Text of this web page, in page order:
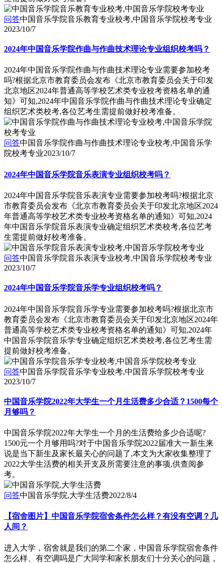
问答中国音乐学院音乐教育专业校考,中国音乐学院校考专业
2023/10/7
2024年中国音乐学院作曲与作曲技术理论专业组织校考吗？
2024年中国音乐学院作曲与作曲技术理论专业需要参加校考
吗?根据北京市教育委员会发布《北京市教育委员会关于印发
北京地区2024年普通高等学校艺术类专业校考资格名单的通
知》可知,2024年中国音乐学院作曲与作曲技术理论专业确定
组织艺术类校考,各位艺考生需提前做好校考准备。
问答中国音乐学院作曲与作曲技术理论专业校考,中国音乐学
院校考专业2023/10/7
2024年中国音乐学院音乐表演专业组织校考吗？
2024年中国音乐学院音乐表演专业需要参加校考吗?根据北京
市教育委员会发布《北京市教育委员会关于印发北京地区2024
年普通高等学校艺术类专业校考资格名单的通知》可知,2024
年中国音乐学院音乐表演专业确定组织艺术类校考,各位艺考
生需提前做好校考准备。
问答中国音乐学院音乐表演专业校考,中国音乐学院校考专业
2023/10/7
2024年中国音乐学院音乐学专业组织校考吗？
2024年中国音乐学院音乐学专业需要参加校考吗?根据北京市
教育委员会发布《北京市教育委员会关于印发北京地区2024年
普通高等学校艺术类专业校考资格名单的通知》可知,2024年
中国音乐学院音乐学专业确定组织艺术类校考,各位艺考生需
提前做好校考准备。
问答中国音乐学院音乐学专业校考,中国音乐学院校考专业
2023/10/7
中国音乐学院2022年大学生一个月生活费多少合适？1500每个
月够吗？
中国音乐学院2022年大学生一个月的生活费给多少合适呢?
1500元一个月够用吗?对于中国音乐学院2022届准大一新生来
说是当下新生及家长最关心的问题了,本文为大家收集整理了
2022大学生活费的相关开支及所需要注意的事项,供查阅参
考。
问答中国音乐学院,大学生活费2022/8/4
【宿舍图片】中国音乐学院宿舍条件怎么样？有没有空调？几
人间？
进入大学，宿舍就是我们的第二个家，中国音乐学院宿舍条件
怎么样、有空调吗是广大同学和家长朋友们十分关心的问题，